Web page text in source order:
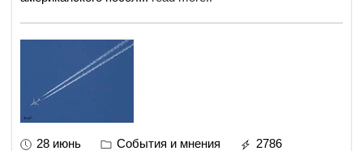
28 июнь События и мнения
2786